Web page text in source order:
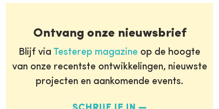
Ontvang onze nieuwsbrief
Blijf via Testerep magazine op de hoogte
van onze recentste ontwikkelingen, nieuwste
projecten en aankomende events.